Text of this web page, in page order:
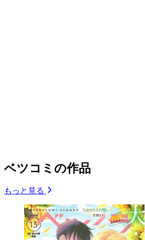
ベツコミの作品
もっと見る